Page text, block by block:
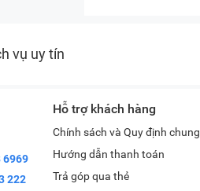
vụ uy tín
6969
222
Hỗ trợ khách hàng
Chính sách và Quy định chung
Hướng dẫn thanh toán
Trả góp qua thẻ